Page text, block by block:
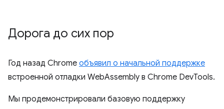
Дорога до сих пор
Год назад Chrome объявил о начальной поддержке
встроенной отладки WebAssembly в Chrome DevTools.
Мы продемонстрировали базовую поддержку